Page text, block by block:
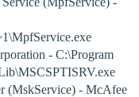
- C:\Program
(MskService) - McAfee